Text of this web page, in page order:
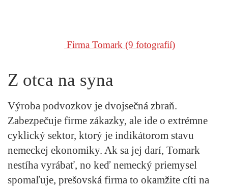
Firma Tomark (9 fotografií)
Z otca na syna
Výroba podvozkov je dvojsečná zbraň.
Zabezpečuje firme zákazky, ale ide o extrémne
cyklický sektor, ktorý je indikátorom stavu
nemeckej ekonomiky. Ak sa jej darí, Tomark
nestíha vyrábať, no keď nemecký priemysel
spomaľuje, prešovská firma to okamžite cíti na